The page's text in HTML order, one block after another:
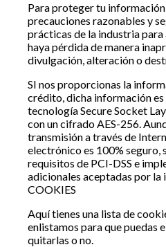
Para proteger tu
precauciones razonables y
prácticas de la industria para
haya pérdida de manera
divulgación, alteración o
SI nos proporcionas la
crédito, dicha información
tecnología Secure Socket
con un cifrado AES-256.
transmisión a través de
electrónico es 100% seguro,
requisitos de PCI-DSS e
adicionales aceptadas por la
COOKIES
Aquí tienes una lista de
enlistamos para que puedas
quitarlas o no.